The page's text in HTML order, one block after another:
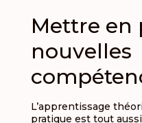
Mettre en
nouvelles
L’apprentissage
pratique est tout